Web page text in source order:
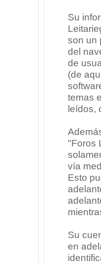
Su
son un
del
de
(de
temas
leídos,
"Foros
vía
Esto
Su
en